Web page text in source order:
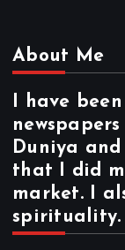
About Me
I have
Duniya
that I did
market. I
spirituality.